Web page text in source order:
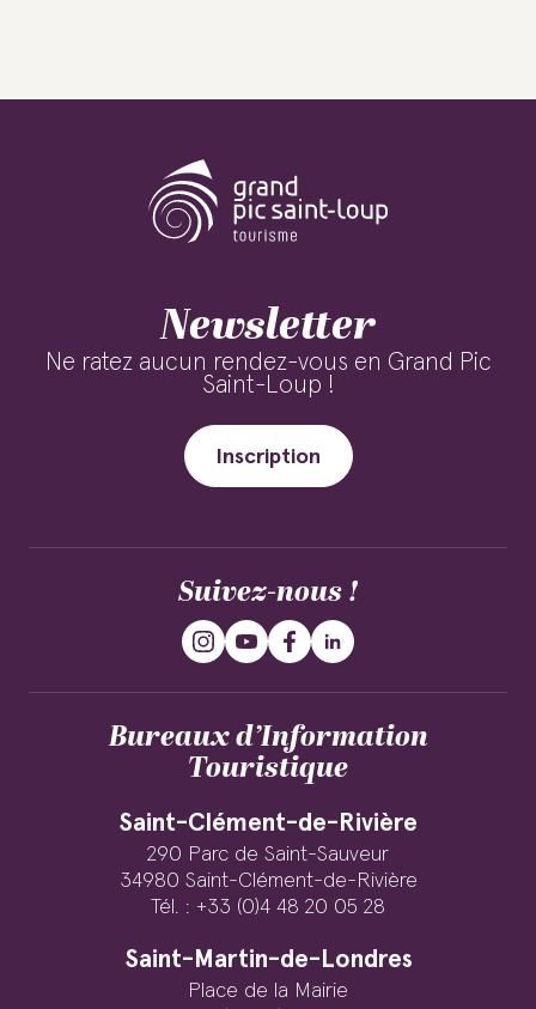
Newsletter
Ne ratez aucun rendez-vous en Grand Pic
Saint-Loup !
Inscription
Suivez-nous !
Bureaux d’Information
Touristique
Saint-Clément-de-Rivière
290 Parc de Saint-Sauveur
34980 Saint-Clément-de-Rivière
Tél. : +33 (0)4 48 20 05 28
Saint-Martin-de-Londres
Place de la Mairie